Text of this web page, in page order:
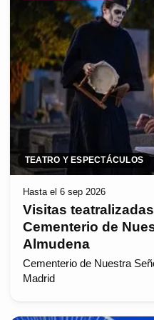
TEATRO Y ESPECTÁCULOS
Hasta el 6 sep 2026
Visitas
Cementerio de
Almudena
Cementerio de Nuestra
Madrid